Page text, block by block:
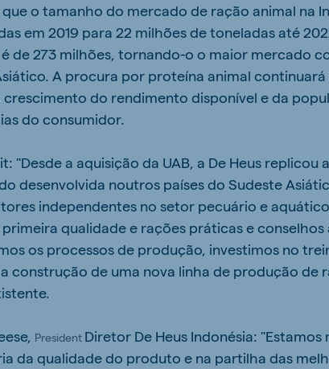
que o tamanho do mercado de ração animal na
em 2019 para 22 milhões de toneladas até
é de 273 milhões, tornando-o o maior mercado
A procura por proteína animal
crescimento do rendimento disponível e da
do consumidor.
"Desde a aquisição da UAB, a De Heus
desenvolvida noutros países do Sudeste
independentes no setor pecuário e
qualidade e rações práticas e conselhos
os processos de produção, investimos no
construção de uma nova linha de produção de
President Diretor De Heus Indonésia:
da qualidade do produto e na partilha das